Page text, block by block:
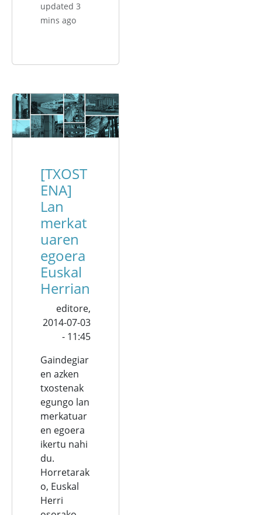
updated 3
mins ago
[TXOST
ENA]
Lan
merkat
uaren
egoera
Euskal
Herrian
editore,
2014-07-03
- 11:45
Gaindegiar
en azken
txostenak
egungo lan
merkatuar
en egoera
ikertu nahi
du.
Horretarak
o, Euskal
Herri